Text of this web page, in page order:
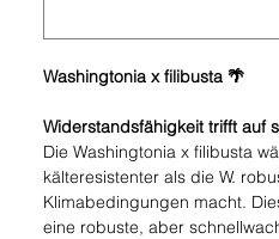
Washingtonia x filibusta 🌴
Widerstandsfähigkeit trifft auf
Die Washingtonia x filibusta
kälteresistenter als die W.
Klimabedingungen macht.
eine robuste, aber